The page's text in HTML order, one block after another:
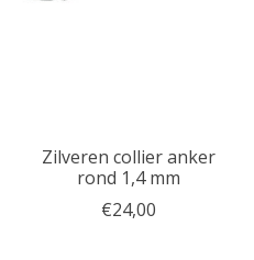
Zilveren collier anker
rond 1,4 mm
€24,00